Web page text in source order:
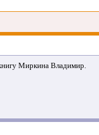
Миркина Владимир.